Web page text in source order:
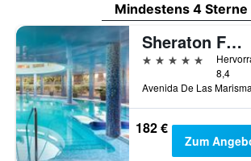
Mindestens 4 Sterne
Sheraton Fuerteventura Beach, Golf & Spa Resort
5 Sterne
8,4
182 €
Zum